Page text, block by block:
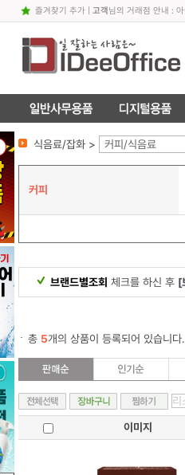
즐겨찾기 추가| 고객님의 거래점 안내 :
식음료/잡화 > 커피/식음료
커피
브랜드별조회 체크를 하신 후 [
총 5개의 상품이 등록되어 있습니다.
이미지